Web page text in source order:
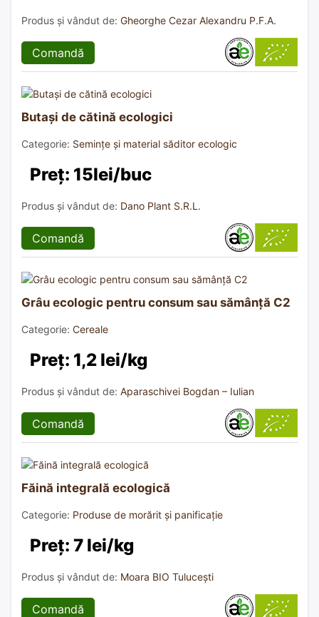
Produs și vândut de: Gheorghe Cezar Alexandru P.F.A.
Comandă
Butași de cătină ecologici
Categorie: Semințe și material săditor ecologic
Preț: 15lei/buc
Produs și vândut de: Dano Plant S.R.L.
Comandă
Grâu ecologic pentru consum sau sămânță C2
Categorie: Cereale
Preț: 1,2 lei/kg
Produs și vândut de: Aparaschivei Bogdan – Iulian
Comandă
Făină integrală ecologică
Categorie: Produse de morărit și panificație
Preț: 7 lei/kg
Produs și vândut de: Moara BIO Tulucești
Comandă